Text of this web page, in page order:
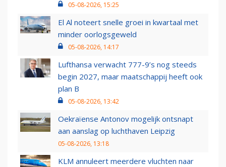
05-08-2026, 15:25
El Al noteert snelle groei in kwartaal met
minder oorlogsgeweld
05-08-2026, 14:17
Lufthansa verwacht 777-9’s nog steeds
begin 2027, maar maatschappij heeft ook
plan B
05-08-2026, 13:42
Oekraïense Antonov mogelijk ontsnapt
aan aanslag op luchthaven Leipzig
05-08-2026, 13:18
KLM annuleert meerdere vluchten naar